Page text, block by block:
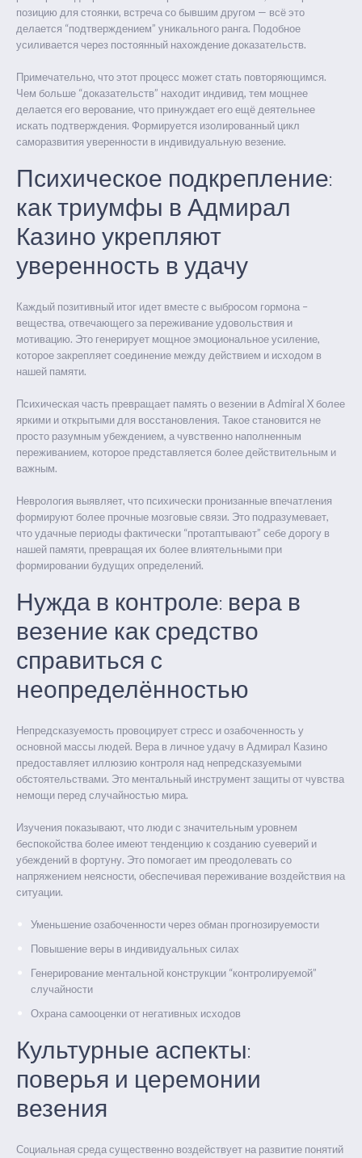
позицию для стоянки, встреча со бывшим другом — всё это
делается “подтверждением” уникального ранга. Подобное
усиливается через постоянный нахождение доказательств.
Примечательно, что этот процесс может стать повторяющимся.
Чем больше “доказательств” находит индивид, тем мощнее
делается его верование, что принуждает его ещё деятельнее
искать подтверждения. Формируется изолированный цикл
саморазвития уверенности в индивидуальную везение.
Психическое подкрепление:
как триумфы в Адмирал
Казино укрепляют
уверенность в удачу
Каждый позитивный итог идет вместе с выбросом гормона –
вещества, отвечающего за переживание удовольствия и
мотивацию. Это генерирует мощное эмоциональное усиление,
которое закрепляет соединение между действием и исходом в
нашей памяти.
Психическая часть превращает память о везении в Admiral X более
яркими и открытыми для восстановления. Такое становится не
просто разумным убеждением, а чувственно наполненным
переживанием, которое представляется более действительным и
важным.
Неврология выявляет, что психически пронизанные впечатления
формируют более прочные мозговые связи. Это подразумевает,
что удачные периоды фактически “протаптывают” себе дорогу в
нашей памяти, превращая их более влиятельными при
формировании будущих определений.
Нужда в контроле: вера в
везение как средство
справиться с
неопределённостью
Непредсказуемость провоцирует стресс и озабоченность у
основной массы людей. Вера в личное удачу в Адмирал Казино
предоставляет иллюзию контроля над непредсказуемыми
обстоятельствами. Это ментальный инструмент защиты от чувства
немощи перед случайностью мира.
Изучения показывают, что люди с значительным уровнем
беспокойства более имеют тенденцию к созданию суеверий и
убеждений в фортуну. Это помогает им преодолевать со
напряжением неясности, обеспечивая переживание воздействия на
ситуации.
Уменьшение озабоченности через обман прогнозируемости
Повышение веры в индивидуальных силах
Генерирование ментальной конструкции “контролируемой”
случайности
Охрана самооценки от негативных исходов
Культурные аспекты:
поверья и церемонии
везения
Социальная среда существенно воздействует на развитие понятий